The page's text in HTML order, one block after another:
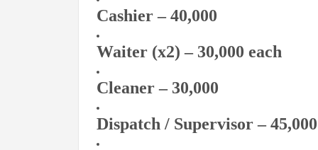
Cashier – 40,000
Waiter (x2) – 30,000 each
Cleaner – 30,000
Dispatch / Supervisor – 45,000